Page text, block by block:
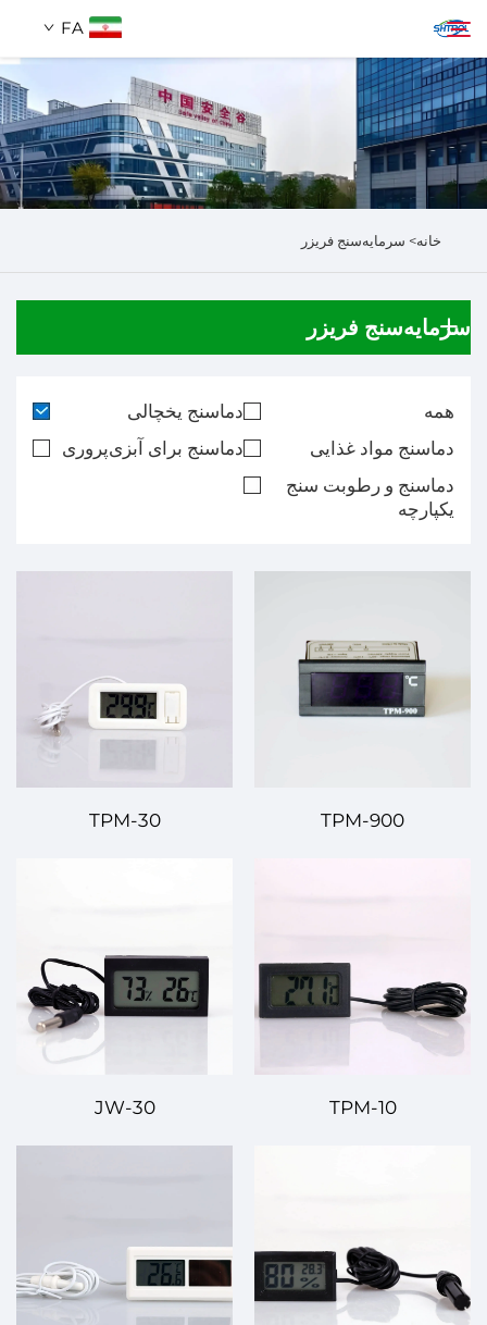
FA
دربارهٔ ما
محصولات
جستجو
خانه> سرمایه‌سنج فریزر
سرمایه‌سنج فریزر
همه
دماسنج یخچالی
دماسنج مواد غذایی
دماسنج برای آبزی‌پروری
دماسنج و رطوبت سنج
یکپارچه
TPM-900
TPM-30
TPM-10
JW-30